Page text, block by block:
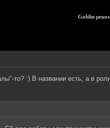
Goblin
то? :) В названии есть, а в